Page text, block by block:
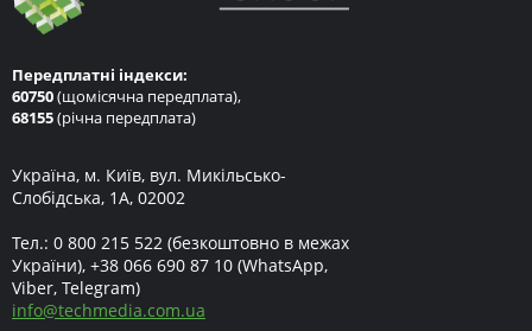
Передплатні індекси:
60750(щомісячна передплата),
68155(річна передплата)
Україна, м. Київ, вул. Микільсько-
Слобідська, 1А, 02002
Тел.: 0 800 215 522 (безкоштовно в межах
України), +38 066 690 87 10 (WhatsApp,
Viber, Telegram)
info@techmedia.com.ua